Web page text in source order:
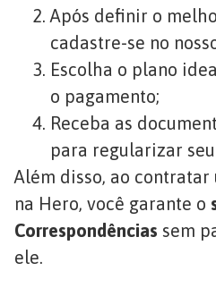
Após definir o
cadastre-se no
Escolha o plano
o pagamento;
Receba as
para regularizar
Além disso, ao
na Hero, você garante o
Correspondências sem
ele.